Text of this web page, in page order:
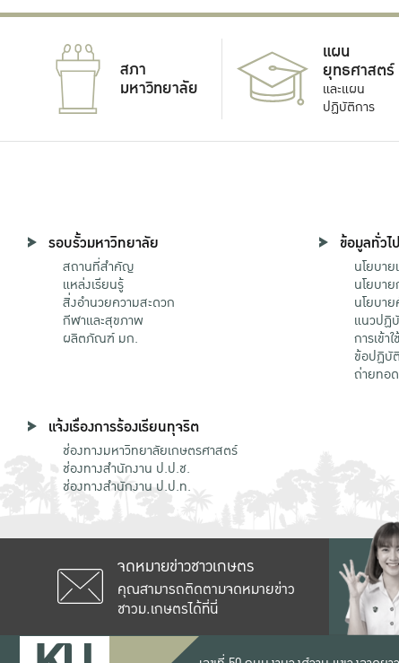
สภา
มหาวิทยาลัย
แผน
ยุทธศาสตร์
และแผน
ปฏิบัติการ
รอบรั้วมหาวิทยาลัย
สถานที่สำคัญ
แหล่งเรียนรู้
สิ่งอำนวยความสะดวก
กีฬาและสุขภาพ
ผลิตภัณฑ์ มก.
ข้อมูลทั่วไป
นโยบา
นโยบา
นโยบา
แนวปฏิ
การเข้า
ข้อปฏิบั
ถ่ายทอ
แจ้งเรื่องการร้องเรียนทุจริต
ช่องทางมหาวิทยาลัยเกษตรศาสตร์
ช่องทางสำนักงาน ป.ป.ช.
ช่องทางสำนักงาน ป.ป.ท.
จดหมายข่าวชาวเกษตร
คุณสามารถติดตามจดหมายข่าว
ชาวม.เกษตรได้ที่นี่